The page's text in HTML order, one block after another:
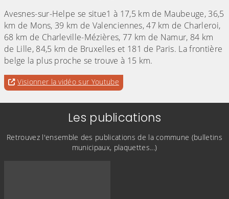
Avesnes-sur-Helpe se situe1 à 17,5 km de Maubeuge, 36,5
km de Mons, 39 km de Valenciennes, 47 km de Charleroi,
68 km de Charleville-Mézières, 77 km de Namur, 84 km
de Lille, 84,5 km de Bruxelles et 181 de Paris. La frontière
belge la plus proche se trouve à 15 km.
Evitez la vidéo intégrée ci-après et aller au
Visionner la vidéo sur Youtubepour accéder à une éventuelle
Les publications
Retrouvez l'ensemble des publications de la commune (bulletins
municipaux, plaquettes...)